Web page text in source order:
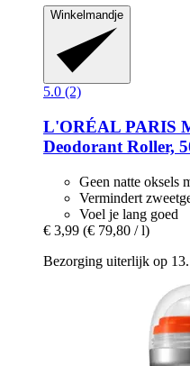
Winkelmandje
5.0 (2)
L'ORÉAL PARIS
Deodorant Roller,
Geen natte oksels
Vermindert
Voel je lang goed
€ 3,99 (€ 79,80 / l)
Bezorging uiterlijk op 13.